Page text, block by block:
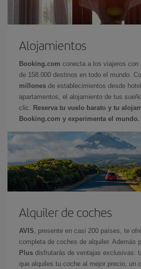
Alojamientos
Booking.com conecta a los viajeros con
de 158.000 destinos en todo el mundo.
millones de establecimientos desde
apartamentos, el alojamiento de tus
clic.
Reserva tu vuelo barato y tu
Booking.com y experimenta el mundo.
Alquiler de coches
AVIS , presente en casi 200 países, te
completa de coches de alquiler. Además
Plus disfrutarás de ventajas exclusivas:
que alquiles tu coche al mejor precio, un